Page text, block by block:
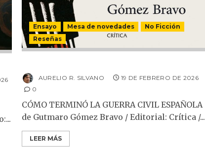
Ensayo Mesa de novedades
No Ficción
Reseñas
AURELIO R. SILVANO
19 DE FEBRERO DE 2026
0
CÓMO TERMINÓ LA GUERRA CIVIL ESPAÑOLA
de Gutmaro Gómez Bravo / Editorial: Crítica /...
LEER MÁS